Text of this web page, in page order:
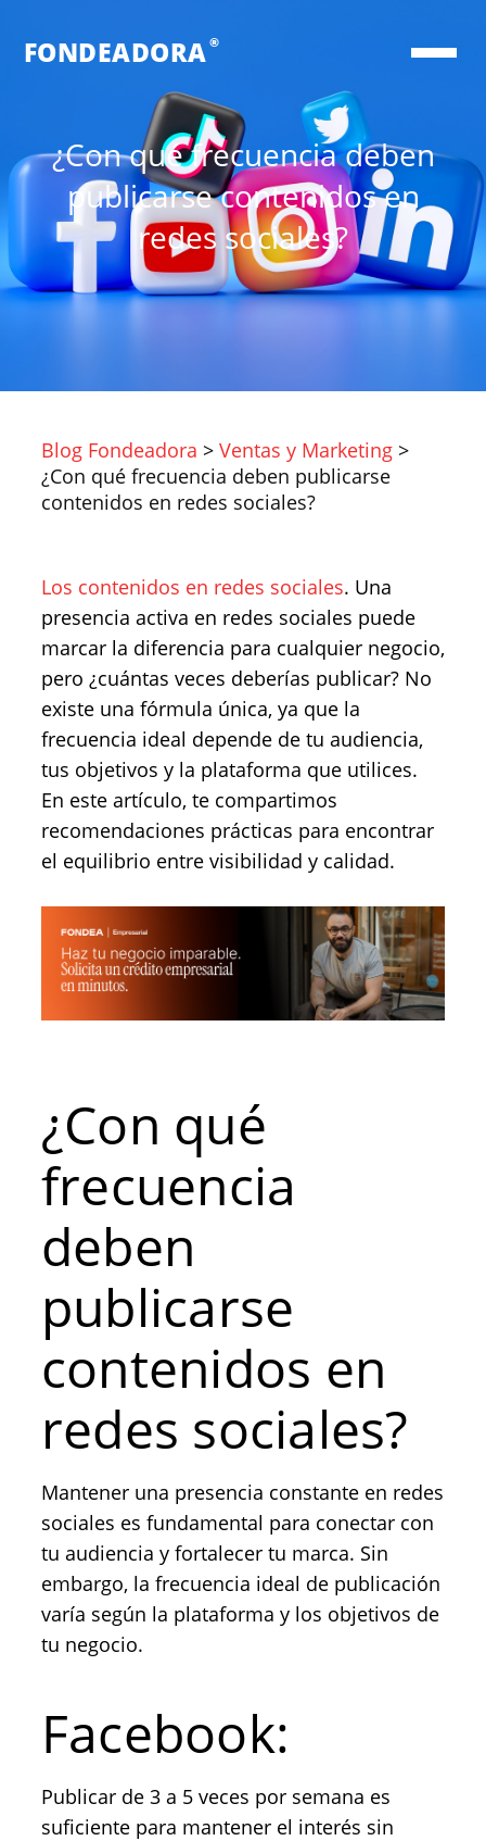
FONDEADORA ®
¿Con qué frecuencia deben
publicarse contenidos en
redes sociales?
Blog Fondeadora > Ventas y Marketing >
¿Con qué frecuencia deben publicarse
contenidos en redes sociales?
Los contenidos en redes sociales. Una
presencia activa en redes sociales puede
marcar la diferencia para cualquier negocio,
pero ¿cuántas veces deberías publicar? No
existe una fórmula única, ya que la
frecuencia ideal depende de tu audiencia,
tus objetivos y la plataforma que utilices.
En este artículo, te compartimos
recomendaciones prácticas para encontrar
el equilibrio entre visibilidad y calidad.
¿Con qué
frecuencia
deben
publicarse
contenidos en
redes sociales?
Mantener una presencia constante en redes
sociales es fundamental para conectar con
tu audiencia y fortalecer tu marca. Sin
embargo, la frecuencia ideal de publicación
varía según la plataforma y los objetivos de
tu negocio.
Facebook:
Publicar de 3 a 5 veces por semana es
suficiente para mantener el interés sin